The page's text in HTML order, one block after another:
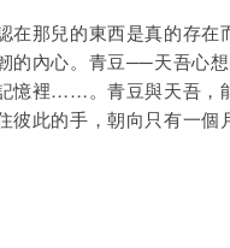
在那兒的東西是真的存在
的內心。青豆──天吾心
憶裡……。青豆與天吾，
彼此的手，朝向只有一